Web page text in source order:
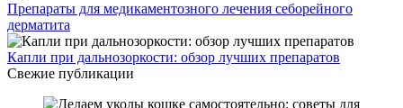
Препараты для медикаментозного лечения себорейного
дерматита
Капли при дальнозоркости: обзор лучших препаратов
Свежие публикации